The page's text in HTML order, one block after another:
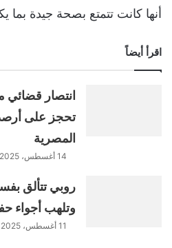
أنها كانت تتمتع بصحة جيدة بما
اقرأ أيضاً
انتصار قضائي
تحجز على
المصرية
14 أغسطس، 2025
روبي تتألق
وتلهب أجواء
11 أغسطس، 2025